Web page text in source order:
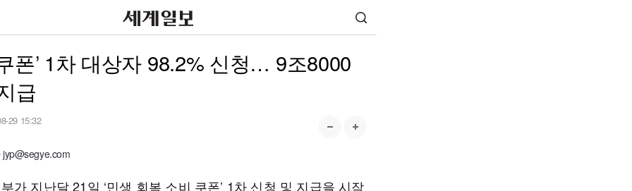
폰’ 1차 대상자 98.2% 신청… 9조8000
급
29 15:32
가 지난달 21일 ‘민생 회복 소비 쿠폰’ 1차 신청 및 지급을 시작